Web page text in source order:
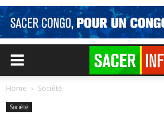
Home Société
Société